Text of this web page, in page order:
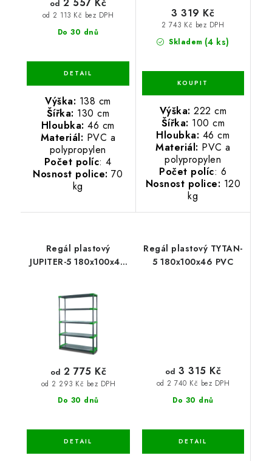
Do 30 dnů
od 2 113 Kč bez DPH
od 2 557 Kč
Výška: 138 cm
Šířka: 130 cm
Hloubka: 46 cm
Materiál: PVC a
polypropylen
Počet políc: 4
Nosnost police:70
kg
Skladem (4 ks)
2 743 Kč bez DPH
3 319 Kč
Výška: 222 cm
Šířka: 100 cm
Hloubka: 46 cm
Materiál: PVC a
polypropylen
Počet políc: 6
Nosnost police: 120
kg
Regál plastový
JUPITER-5 180x100x46
Do 30 dnů
od 2 293 Kč bez DPH
od 2 775 Kč
Regál plastový TYTAN-
5 180x100x46 PVC
Do 30 dnů
od 2 740 Kč bez DPH
od 3 315 Kč